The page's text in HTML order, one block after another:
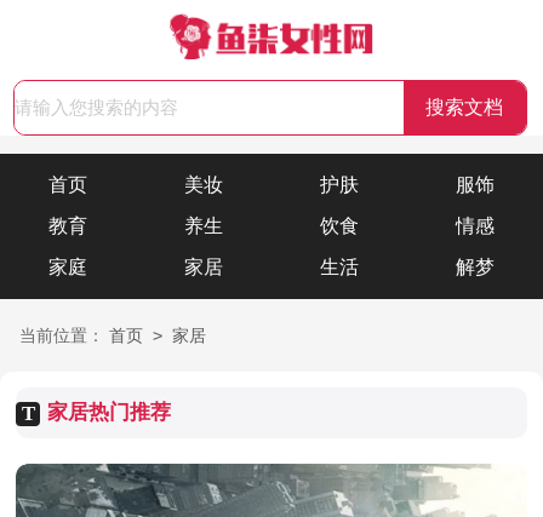
首页 美妆 护肤
服饰
教育
养生 饮食
情感
家庭
家居 生活 解梦
当前位置： 首页 > 家居
T 家居热门推荐